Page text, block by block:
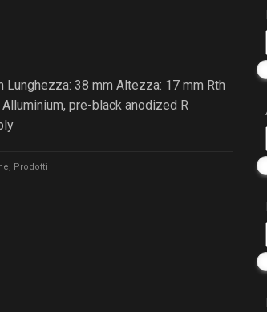
38 mm Altezza: 17 mm Rth
pre-black anodized R
, Prodotti